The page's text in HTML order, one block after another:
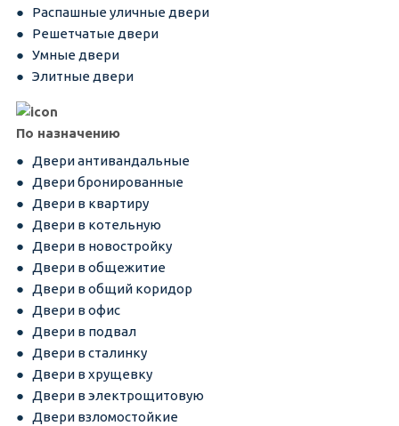
Распашные уличные двери
Решетчатые двери
Умные двери
Элитные двери
По назначению
Двери антивандальные
Двери бронированные
Двери в квартиру
Двери в котельную
Двери в новостройку
Двери в общежитие
Двери в общий коридор
Двери в офис
Двери в подвал
Двери в сталинку
Двери в хрущевку
Двери в электрощитовую
Двери взломостойкие